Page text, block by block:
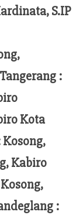
, S.IP
:
Kota
Kabiro
: